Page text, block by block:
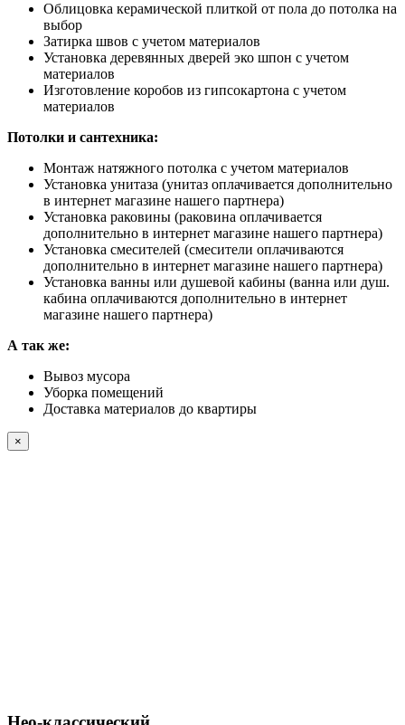
Облицовка керамической плиткой от пола до потолка на
выбор
Затирка швов с учетом материалов
Установка деревянных дверей эко шпон с учетом
материалов
Изготовление коробов из гипсокартона с учетом
материалов
Потолки и сантехника:
Монтаж натяжного потолка с учетом материалов
Установка унитаза (унитаз оплачивается дополнительно
в интернет магазине нашего партнера)
Установка раковины (раковина оплачивается
дополнительно в интернет магазине нашего партнера)
Установка смесителей (смесители оплачиваются
дополнительно в интернет магазине нашего партнера)
Установка ванны или душевой кабины (ванна или душ.
кабина оплачиваются дополнительно в интернет
магазине нашего партнера)
А так же:
Вывоз мусора
Уборка помещений
Доставка материалов до квартиры
×